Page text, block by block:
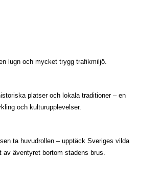
lugn och mycket trygg trafikmiljö.
platser och lokala traditioner – en
och kulturupplevelser.
ta huvudrollen – upptäck Sveriges vilda
av äventyret bortom stadens brus.